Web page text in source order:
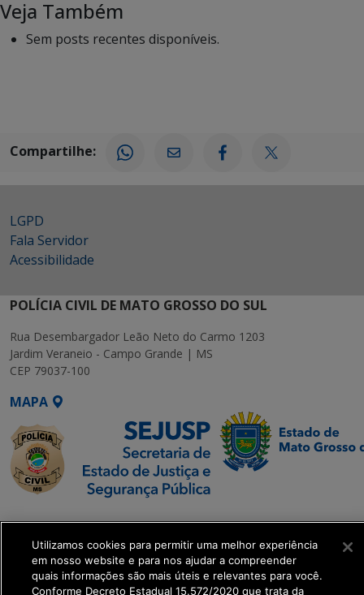
Veja Também
Sem posts recentes disponíveis.
Compartilhe:
LGPD
Fala Servidor
Acessibilidade
POLÍCIA CIVIL DE MATO GROSSO DO SUL
Rua Desembargador Leão Neto do Carmo 1203
Jardim Veraneio - Campo Grande | MS
CEP 79037-100
MAPA
SETDIG | Secretaria-
Executiva de
Transformação Digital
Utilizamos cookies para permitir uma melhor experiência
em nosso website e para nos ajudar a compreender
quais informações são mais úteis e relevantes para você.
Conforme Decreto Estadual 15.572/2020 que trata da